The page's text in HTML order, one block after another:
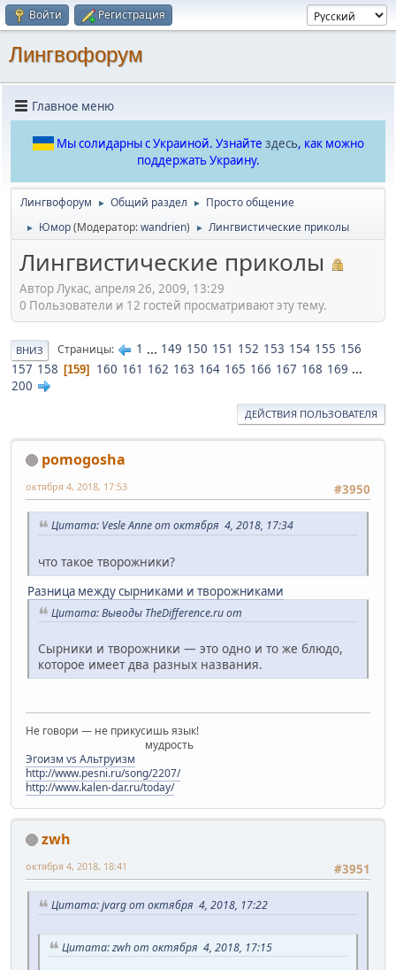
Войти Регистрация
Лингвофорум
Главное меню
Мы солидарны с Украиной. Узнайте здесь, как можно
поддержать Украину.
Лингвофорум ► Общий раздел ► Просто общение
► Юмор(Модератор:wandrien) ► Лингвистические приколы
Лингвистические приколы
Автор Лукас, апреля 26, 2009, 13:29
0 Пользователи и 12 гостей просматривают эту тему.
ВНИЗ Страницы 1 ... 149 150 151 152 153 154 155 156
157 158 159 160 161 162 163 164 165 166 167 168 169 ...
200
ДЕЙСТВИЯ ПОЛЬЗОВАТЕЛЯ
pomogosha
#3950
октября 4, 2018, 17:53
Цитата: Vesle Anne от октября 4, 2018, 17:34
что такое творожники?
Разница между сырниками и творожниками
Цитата: Выводы TheDifference.ru от
Сырники и творожники — это одно и то же блюдо,
которое имеет два разных названия.
Не говори — не прикусишь язык!
мудрость
Эгоизм vs Альтруизм
http://www.pesni.ru/song/2207/
http://www.kalen-dar.ru/today/
zwh
#3951
октября 4, 2018, 18:41
Цитата: jvarg от октября 4, 2018, 17:22
Цитата: zwh от октября 4, 2018, 17:15